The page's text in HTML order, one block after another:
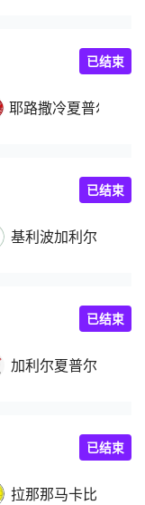
耶路撒冷夏普尔
已结束
基利波加利尔
已结束
加利尔夏普尔
已结束
拉那那马卡比
已结束